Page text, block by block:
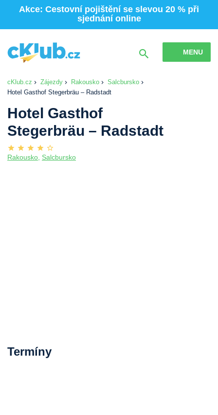
Akce: Cestovní pojištění se slevou 20 % při
sjednání online
MENU
cKlub.cz Zájezdy Rakousko
Salcbursko
Hotel Gasthof Stegerbräu – Radstadt
Hotel Gasthof
Stegerbräu – Radstadt
Rakousko, Salcbursko
Termíny